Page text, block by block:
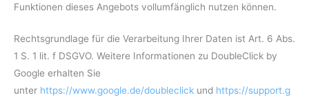
Funktionen dieses Angebots vollumfänglich nutzen können.
Rechtsgrundlage für die Verarbeitung Ihrer Daten ist Art. 6 Abs.
1 S. 1 lit. f DSGVO. Weitere Informationen zu DoubleClick by
Google erhalten Sie
unter https://www.google.de/doubleclick und https://support.g